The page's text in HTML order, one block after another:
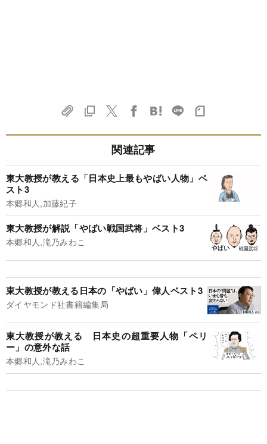
関連記事
東大教授が教える「日本史上最もやばい人物」ベ
スト3
本郷和人,加藤紀子
東大教授が解説「やばい戦国武将」ベスト3
本郷和人,滝乃みわこ
東大教授が教える日本の「やばい」偉人ベスト3
ダイヤモンド社書籍編集局
東大教授が教える 日本史の超重要人物「ペリ
ー」の意外な話
本郷和人,滝乃みわこ